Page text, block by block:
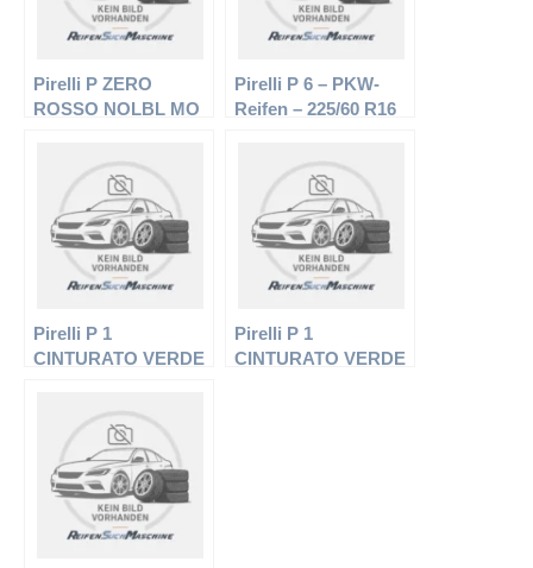
Pirelli P ZERO
ROSSO NOLBL MO
Sommerreifen
Pirelli P 6 – PKW-
Reifen – 225/60 R16
Pirelli P 1
CINTURATO VERDE
Sommerreifen
Pirelli P 1
CINTURATO VERDE